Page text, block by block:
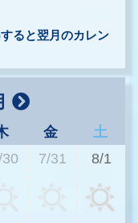
ると翌月のカレン
金
土
7/31 8/1